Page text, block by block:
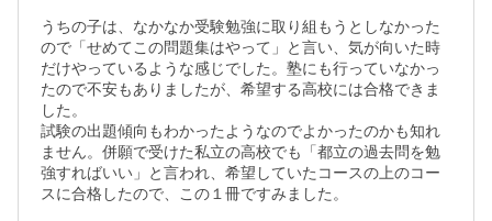
うちの子は、なかなか受験勉強に取り組もうとしなかった
ので「せめてこの問題集はやって」と言い、気が向いた時
だけやっているような感じでした。塾にも行っていなかっ
たので不安もありましたが、希望する高校には合格できま
した。
試験の出題傾向もわかったようなのでよかったのかも知れ
ません。併願で受けた私立の高校でも「都立の過去問を勉
強すればいい」と言われ、希望していたコースの上のコー
スに合格したので、この１冊ですみました。